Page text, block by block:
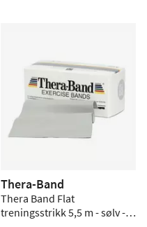
Thera-Band
Thera Band Flat
treningsstrikk 5,5 m - sølv -